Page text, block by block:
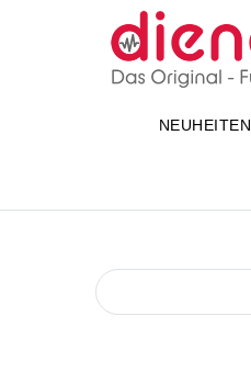
NEUHEITEN